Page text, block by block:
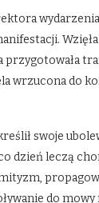
przygotowała
wrzucona do
swoje
dzień leczą
do